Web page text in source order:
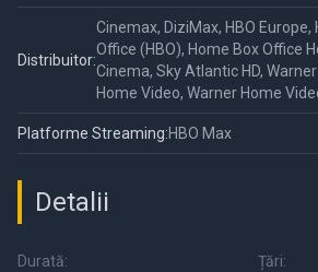
Distribuitor:
Cinemax, DiziMax, HBO Europe,
Office (HBO), Home Box Office
Cinema, Sky Atlantic HD,
Home Video, Warner Home
Platforme Streaming:HBO Max
Detalii
Durată:
Țări: